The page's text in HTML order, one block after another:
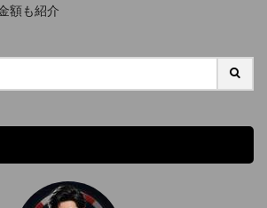
額も紹介